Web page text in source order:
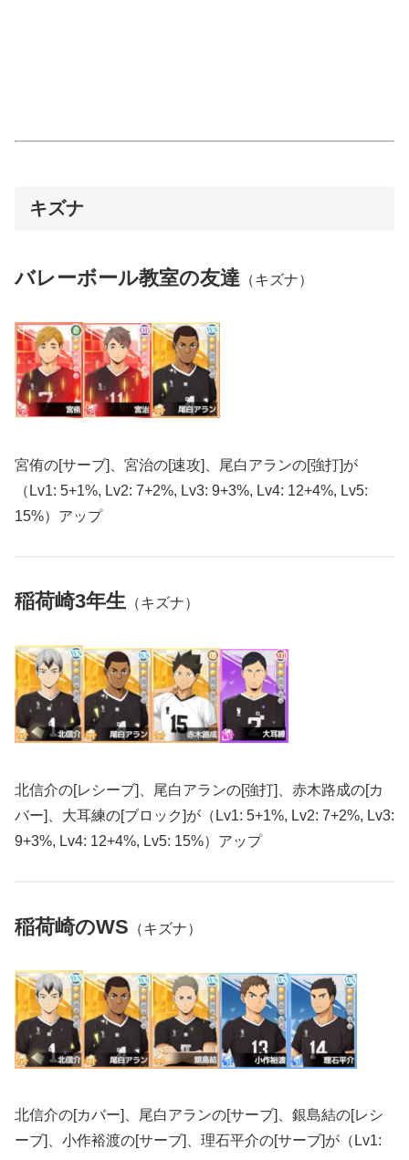
キズナ
バレーボール教室の友達 （キズナ）
宮侑の[サーブ]、宮治の[速攻]、尾白アランの[強打]が
（Lv1: 5+1%, Lv2: 7+2%, Lv3: 9+3%, Lv4: 12+4%, Lv5:
15%）アップ
稲荷崎3年生 （キズナ）
北信介の[レシーブ]、尾白アランの[強打]、赤木路成の[カ
バー]、大耳練の[ブロック]が（Lv1: 5+1%, Lv2: 7+2%, Lv3:
9+3%, Lv4: 12+4%, Lv5: 15%）アップ
稲荷崎のWS （キズナ）
北信介の[カバー]、尾白アランの[サーブ]、銀島結の[レシ
ーブ]、小作裕渡の[サーブ]、理石平介の[サーブ]が（Lv1: